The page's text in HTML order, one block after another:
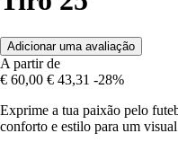
Adicionar uma avaliação
A partir de
€ 60,00 € 43,31 -28%
Exprime a tua paixão pelo
conforto e estilo para um